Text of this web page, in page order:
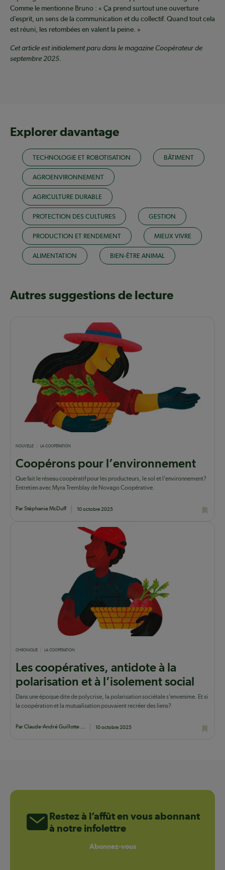
Comme le mentionne Bruno : « Ça prend surtout une ouverture
d’esprit, un sens de la communication et du collectif. Quand tout cela
est réuni, les retombées en valent la peine. »
Cet article est initialement paru dans le magazine Coopérateur de
septembre 2025.
Explorer davantage
TECHNOLOGIE ET ROBOTISATION BÂTIMENT
AGROENVIRONNEMENT
AGRICULTURE DURABLE
PROTECTION DES CULTURES GESTION
PRODUCTION ET RENDEMENT MIEUX VIVRE
ALIMENTATION BIEN-ÊTRE ANIMAL
Autres suggestions de lecture
NOUVELLE LA COOPÉRATION
Coopérons pour l’environnement
Que fait le réseau coopératif pour les producteurs, le sol et l’environnement?
Entretien avec Myra Tremblay de Novago Coopérative.
Par Stéphanie McDuff 10 octobre 2025
CHRONIQUE LA COOPÉRATION
Les coopératives, antidote à la
polarisation et à l’isolement social
Dans une époque dite de polycrise, la polarisation sociétale s’envenime. Et si
la coopération et la mutualisation pouvaient recréer des liens?
Par Claude-André Guillotte ... 10 octobre 2025
Restez à l’affût en vous abonnant
à notre infolettre
Abonnez-vous